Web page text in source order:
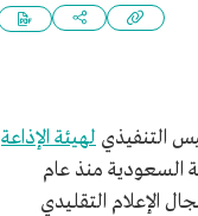
التنفيذي لهيئة الإذاعة
السعودية منذ عام
في مجال الإعلام التقليدي